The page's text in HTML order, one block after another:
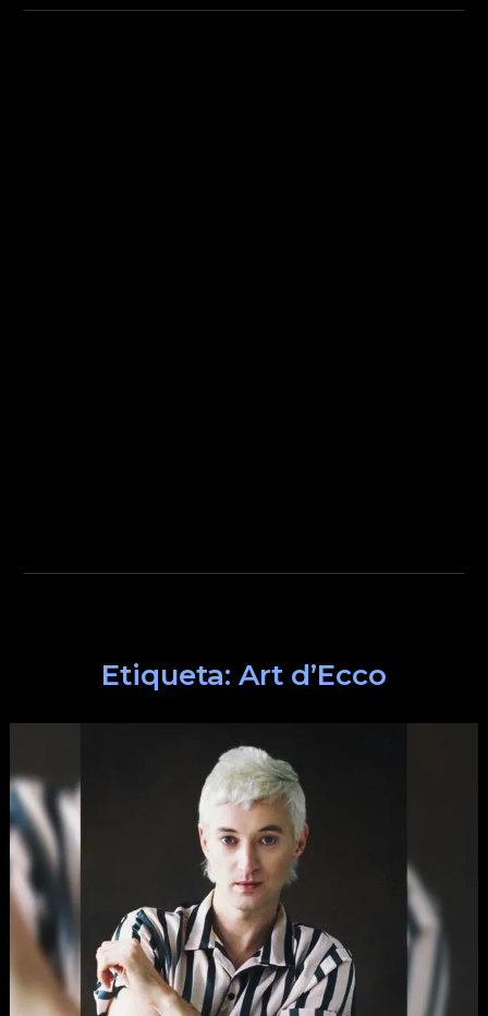
Etiqueta: Art d’Ecco